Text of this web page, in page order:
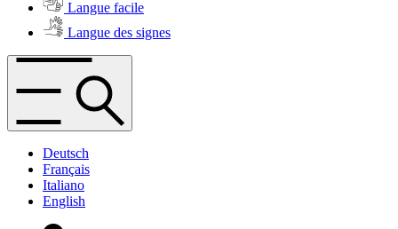
Langue facile
Langue des signes
Deutsch
Français
Italiano
English